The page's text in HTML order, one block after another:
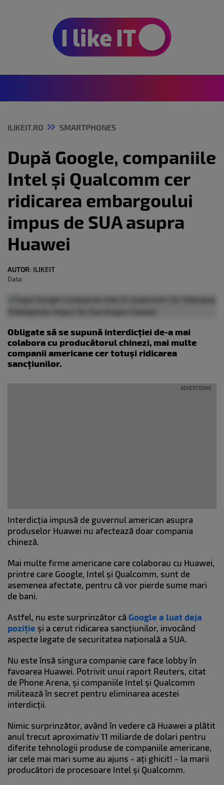
ILIKEIT.RO SMARTPHONES
După Google, companiile
Intel și Qualcomm cer
ridicarea embargoului
impus de SUA asupra
Huawei
AUTOR: ILIKEIT
Data:
Obligate să se supună interdicției de-a mai
colabora cu producătorul chinezi, mai multe
companii americane cer totuși ridicarea
sancțiunilor.
Interdicția impusă de guvernul american asupra
produselor Huawei nu afectează doar compania
chineză.
Mai multe firme americane care colaborau cu Huawei,
printre care Google, Intel și Qualcomm, sunt de
asemenea afectate, pentru că vor pierde sume mari
de bani.
Astfel, nu este surprinzător că Google a luat deja
poziție și a cerut ridicarea sancțiunilor, invocând
aspecte legate de securitatea națională a SUA.
Nu este însă singura companie care face lobby în
favoarea Huawei. Potrivit unui raport Reuters, citat
de Phone Arena, și companiile Intel și Qualcomm
militează în secret pentru eliminarea acestei
interdicții.
Nimic surprinzător, având în vedere că Huawei a plătit
anul trecut aproximativ 11 miliarde de dolari pentru
diferite tehnologii produse de companiile americane,
iar cele mai mari sume au ajuns - ați ghicit! - la marii
producători de procesoare Intel și Qualcomm.